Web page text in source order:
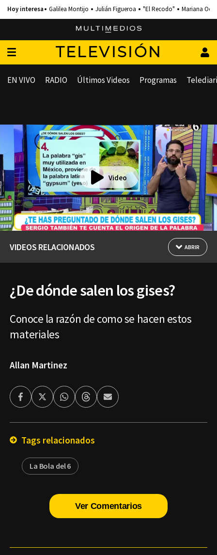
Galilea Montijo Julián Figueroa "El Recodo" Mariana
TELEVISIÓN
EN VIVO RADIO Últimos Videos Programas
Video
VIDEOS RELACIONADOS ABRIR
¿De dónde salen los gises?
Conoce la razón de como se hacen estos
materiales
Allan Martinez
FacebookTwitterWhatsappThreadsEnviar
por
Tags relacionados
La Bola del 6
Ver Comentarios